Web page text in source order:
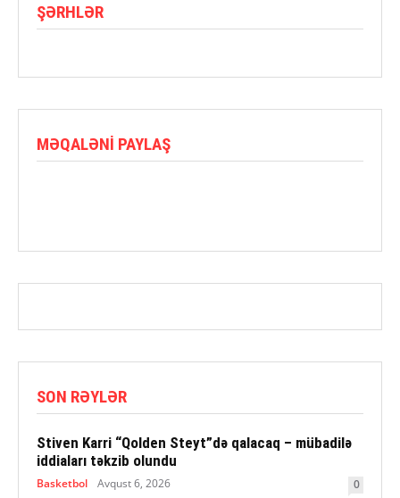
ŞƏRHLƏR
MƏQALƏNI PAYLAŞ
SON RƏYLƏR
Stiven Karri “Qolden Steyt”də qalacaq – mübadilə
iddiaları təkzib olundu
Basketbol Avqust 6, 2026 0